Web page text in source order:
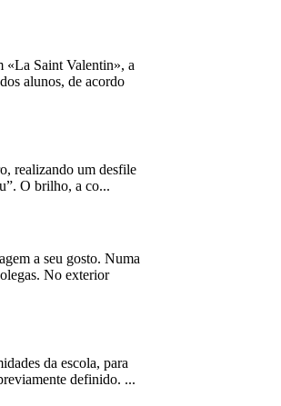
«La Saint Valentin», a
alunos, de acordo
realizando um desfile
O brilho, a co...
a seu gosto. Numa
No exterior
da escola, para
definido. ...